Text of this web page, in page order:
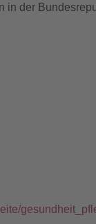
in der